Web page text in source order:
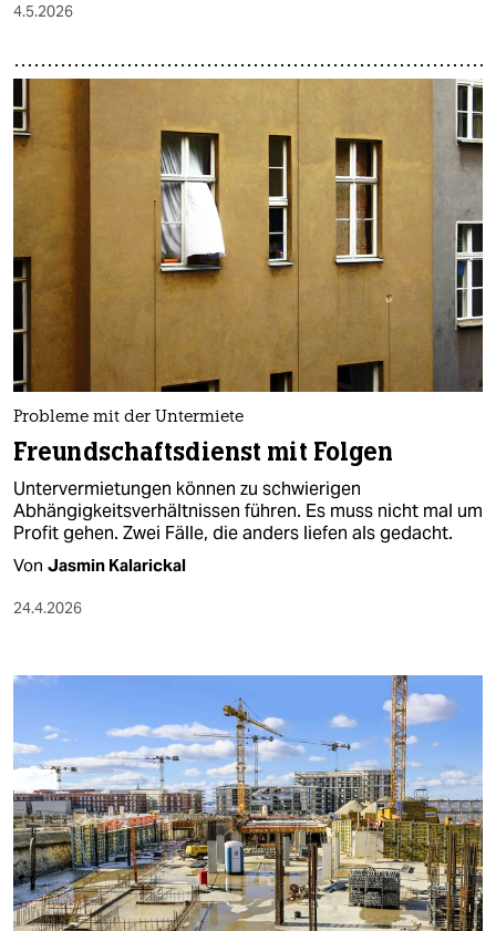
4.5.2026
Probleme mit der Untermiete
Freundschaftsdienst mit Folgen
Untervermietungen können zu schwierigen
Abhängigkeitsverhältnissen führen. Es muss nicht mal um
Profit gehen. Zwei Fälle, die anders liefen als gedacht.
Von Jasmin Kalarickal
24.4.2026